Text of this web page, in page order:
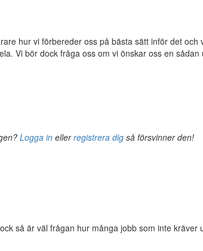
hur vi förbereder oss på bästa sätt inför det
Vi bör dock fråga oss om vi önskar oss en
Logga inellerregistrera digså försvinner den!
så är väl frågan hur många jobb som inte